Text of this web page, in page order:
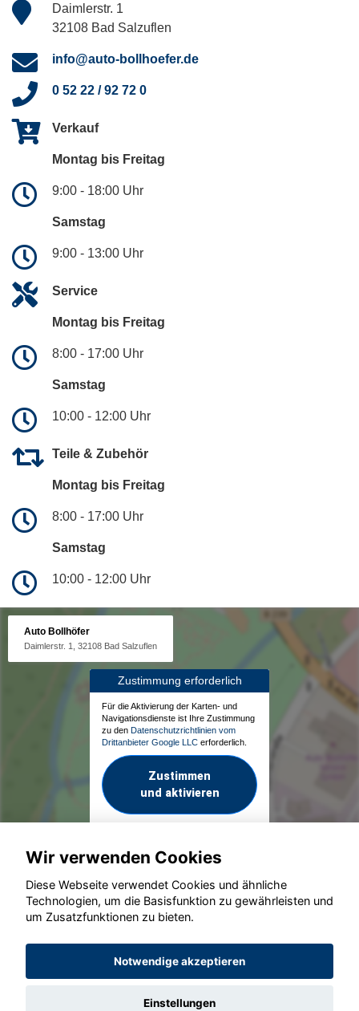
Daimlerstr. 1
32108 Bad Salzuflen
info@auto-bollhoefer.de
0 52 22 / 92 72 0
Verkauf
Montag bis Freitag
9:00 - 18:00 Uhr
Samstag
9:00 - 13:00 Uhr
Service
Montag bis Freitag
8:00 - 17:00 Uhr
Samstag
10:00 - 12:00 Uhr
Teile & Zubehör
Montag bis Freitag
8:00 - 17:00 Uhr
Samstag
10:00 - 12:00 Uhr
Auto Bollhöfer
Daimlerstr. 1, 32108 Bad Salzuflen
Zustimmung erforderlich
Für die Aktivierung der Karten- und
Navigationsdienste ist Ihre Zustimmung
zu den Datenschutzrichtlinien vom
Drittanbieter Google LLC erforderlich.
Zustimmen
und aktivieren
© konjunkturmotor.de GmbH 2020 - 2026
Wir verwenden Cookies
Diese Webseite verwendet Cookies und ähnliche
Technologien, um die Basisfunktion zu gewährleisten und
um Zusatzfunktionen zu bieten.
Notwendige akzeptieren
Einstellungen